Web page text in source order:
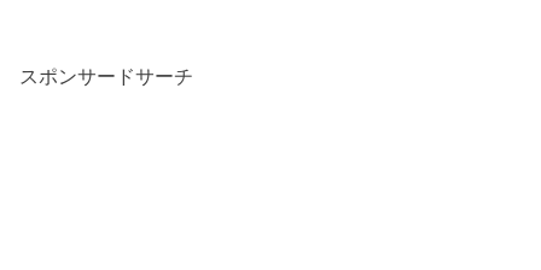
スポンサードサーチ